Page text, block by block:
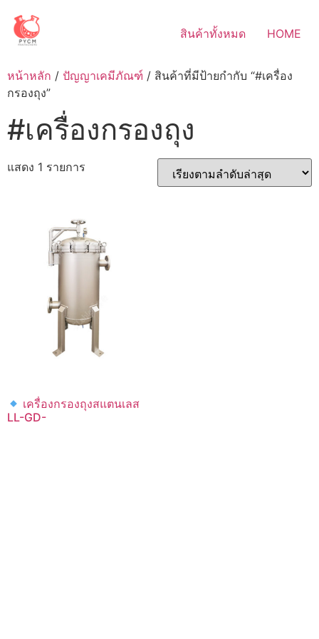
content
สินค้าทั้งหมด HOME
หน้าหลัก / ปัญญาเคมีภัณฑ์ / สินค้าที่มีป้ายกำกับ “#เครื่อง
กรองถุง”
#เครื่องกรองถุง
แสดง 1 รายการ
เครื่องกรองถุงสแตนเลส
LL-GD-